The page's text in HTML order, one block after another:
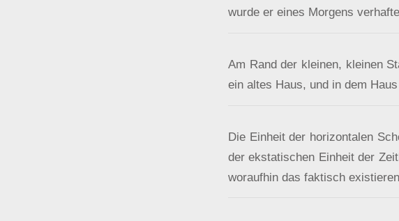
wurde er eines Morgens
Am Rand der kleinen, kleinen
ein altes Haus, und in dem
Die Einheit der horizontalen
der ekstatischen Einheit der
woraufhin das faktisch